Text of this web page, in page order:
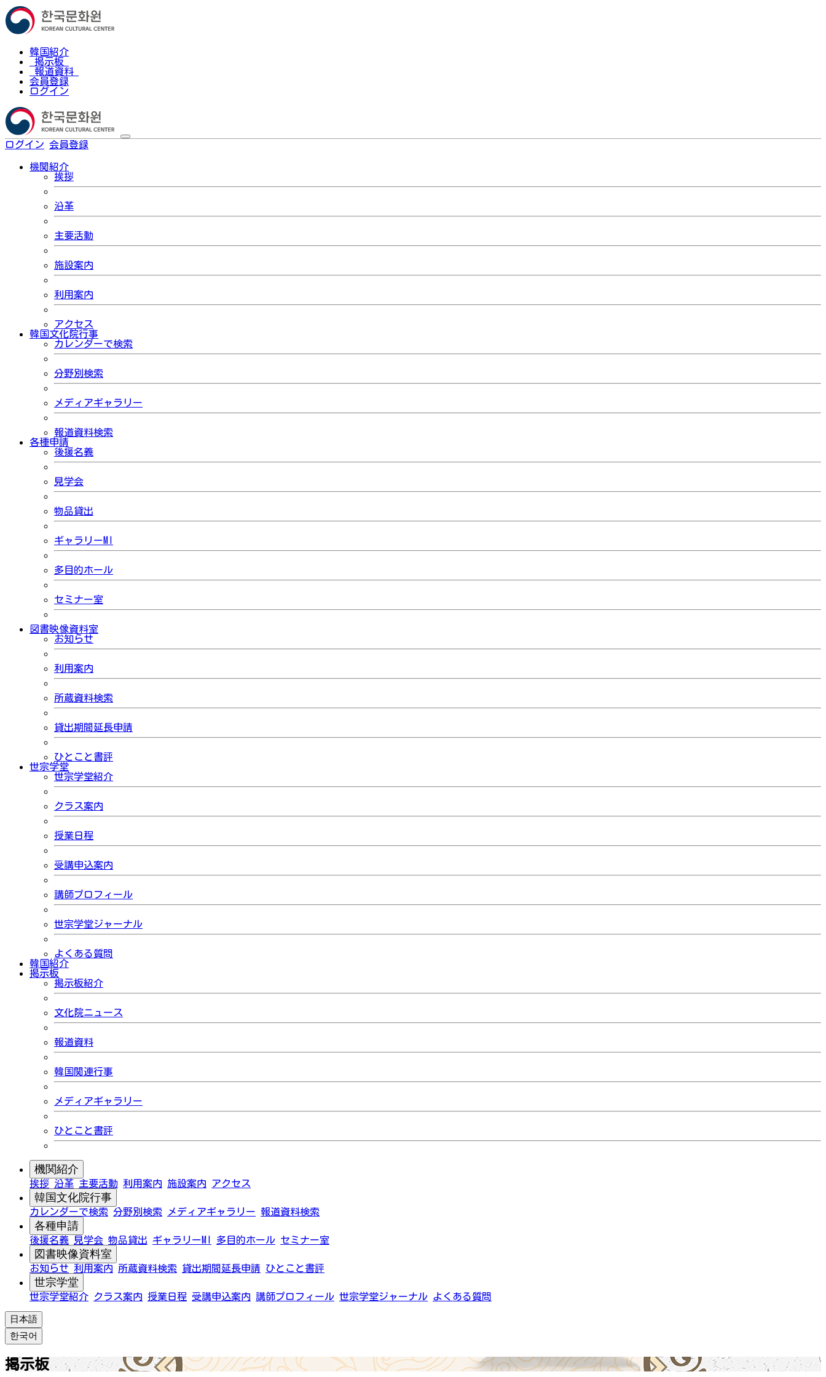
韓国紹介
掲示板
報道資料
会員登録
ログイン
ログイン 会員登録
機関紹介
挨拶
沿革
主要活動
施設案内
利用案内
アクセス
韓国文化院行事
カレンダーで検索
分野別検索
メディアギャラリー
報道資料検索
各種申請
後援名義
見学会
物品貸出
ギャラリーMI
多目的ホール
セミナー室
図書映像資料室
お知らせ
利用案内
所蔵資料検索
貸出期間延長申請
ひとこと書評
世宗学堂
世宗学堂紹介
クラス案内
授業日程
受講申込案内
講師プロフィール
世宗学堂ジャーナル
よくある質問
韓国紹介
掲示板
掲示板紹介
文化院ニュース
報道資料
韓国関連行事
メディアギャラリー
ひとこと書評
機関紹介
挨拶 沿革 主要活動 利用案内 施設案内 アクセス
韓国文化院行事
カレンダーで検索 分野別検索 メディアギャラリー 報道資料検索
各種申請
後援名義 見学会 物品貸出 ギャラリーMI 多目的ホール セミナー室
図書映像資料室
お知らせ 利用案内 所蔵資料検索 貸出期間延長申請 ひとこと書評
世宗学堂
世宗学堂紹介 クラス案内 授業日程 受講申込案内 講師プロフィール 世宗学堂ジャーナル よくある質問
日本語
한국어
掲示板